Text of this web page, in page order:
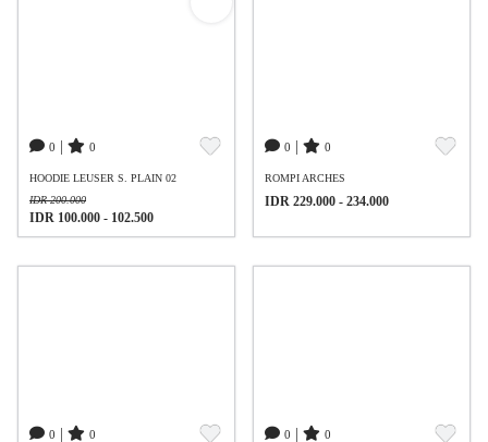
0 0
HOODIE LEUSER S. PLAIN 02
IDR 200.000
IDR 100.000 - 102.500
0 0
ROMPI ARCHES
IDR 229.000 - 234.000
0 0 0 0